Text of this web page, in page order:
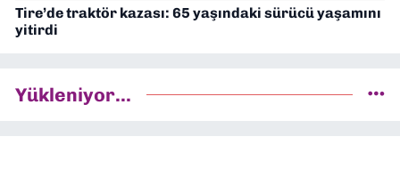
Tire’de traktör kazası: 65 yaşındaki sürücü yaşamını
yitirdi
Yükleniyor...